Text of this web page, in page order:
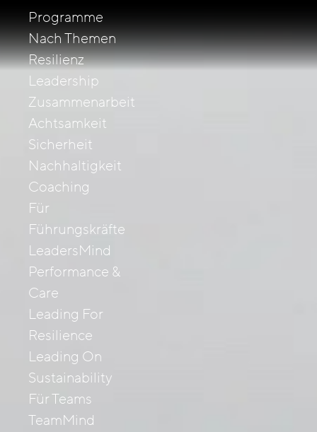
Programme
Nach Themen
Resilienz
Leadership
Zusammenarbeit
Achtsamkeit
Sicherheit
Nachhaltigkeit
Coaching
Für
Führungskräfte
LeadersMind
Performance &
Care
Leading For
Resilience
Leading On
Sustainability
Für Teams
TeamMind